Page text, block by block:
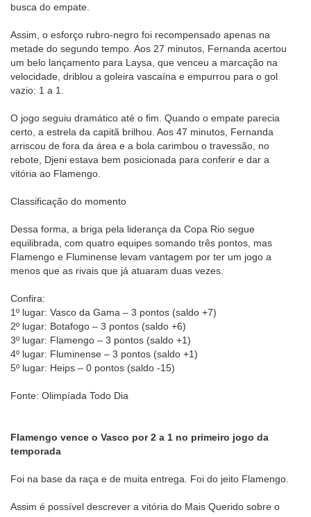
busca do empate.
Assim, o esforço rubro-negro foi recompensado apenas na
metade do segundo tempo. Aos 27 minutos, Fernanda acertou
um belo lançamento para Laysa, que venceu a marcação na
velocidade, driblou a goleira vascaína e empurrou para o gol
vazio: 1 a 1.
O jogo seguiu dramático até o fim. Quando o empate parecia
certo, a estrela da capitã brilhou. Aos 47 minutos, Fernanda
arriscou de fora da área e a bola carimbou o travessão, no
rebote, Djeni estava bem posicionada para conferir e dar a
vitória ao Flamengo.
Classificação do momento
Dessa forma, a briga pela liderança da Copa Rio segue
equilibrada, com quatro equipes somando três pontos, mas
Flamengo e Fluminense levam vantagem por ter um jogo a
menos que as rivais que já atuaram duas vezes.
Confira:
1º lugar: Vasco da Gama – 3 pontos (saldo +7)
2º lugar: Botafogo – 3 pontos (saldo +6)
3º lugar: Flamengo – 3 pontos (saldo +1)
4º lugar: Fluminense – 3 pontos (saldo +1)
5º lugar: Heips – 0 pontos (saldo -15)
Fonte: Olimpíada Todo Dia
Flamengo vence o Vasco por 2 a 1 no primeiro jogo da
temporada
Foi na base da raça e de muita entrega. Foi do jeito Flamengo.
Assim é possível descrever a vitória do Mais Querido sobre o